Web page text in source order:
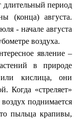
длительный период
(конца) августа.
- начале августа
воздуха.
явление –
в природе
кислица, они
Когда «стреляет»
поднимается
пыльца крапивы,